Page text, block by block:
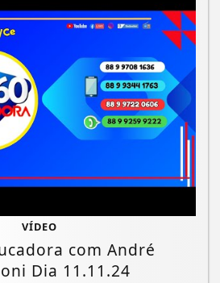
VÍDEO
com André
Dia 11.11.24